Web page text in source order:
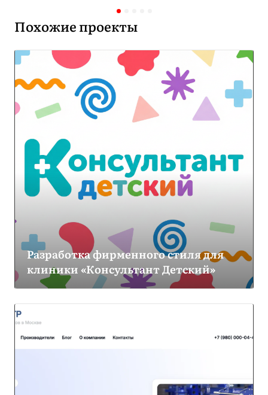
Похожие проекты
Разработка фирменного стиля для
клиники «Консультант Детский»